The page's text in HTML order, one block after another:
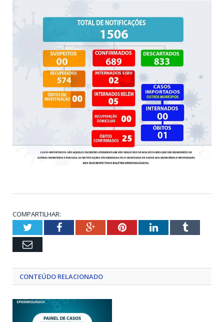
COMPARTILHAR:
TwitterFacebookGoogle+PinterestLinkedInTumblr
Email
CONTEÚDO RELACIONADO